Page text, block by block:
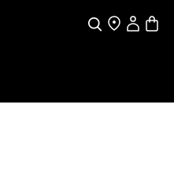
SearchFind a store
My